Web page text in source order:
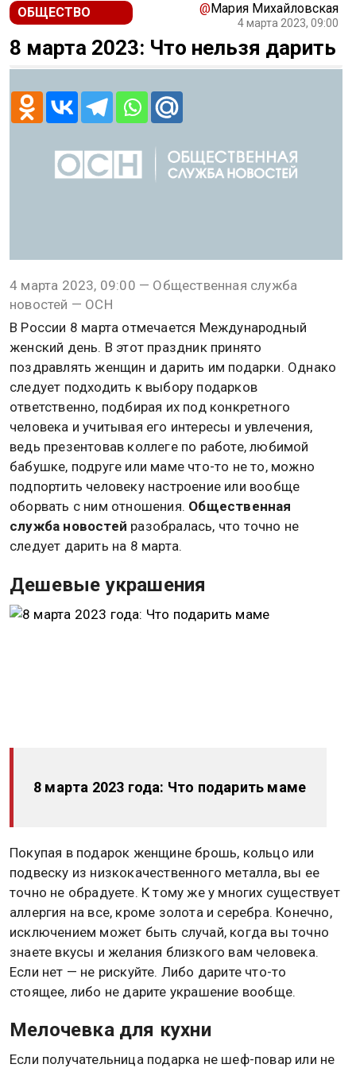
ОБЩЕСТВО @Мария Михайловская
4 марта 2023, 09:00
8 марта 2023: Что нельзя дарить
4 марта 2023, 09:00 — Общественная служба
новостей — ОСН
В России 8 марта отмечается Международный
женский день. В этот праздник принято
поздравлять женщин и дарить им подарки. Однако
следует подходить к выбору подарков
ответственно, подбирая их под конкретного
человека и учитывая его интересы и увлечения,
ведь презентовав коллеге по работе, любимой
бабушке, подруге или маме что-то не то, можно
подпортить человеку настроение или вообще
оборвать с ним отношения. Общественная
служба новостей разобралась, что точно не
следует дарить на 8 марта.
Дешевые украшения
8 марта 2023 года: Что подарить маме
Покупая в подарок женщине брошь, кольцо или
подвеску из низкокачественного металла, вы ее
точно не обрадуете. К тому же у многих существует
аллергия на все, кроме золота и серебра. Конечно,
исключением может быть случай, когда вы точно
знаете вкусы и желания близкого вам человека.
Если нет — не рискуйте. Либо дарите что-то
стоящее, либо не дарите украшение вообще.
Мелочевка для кухни
Если получательница подарка не шеф-повар или не